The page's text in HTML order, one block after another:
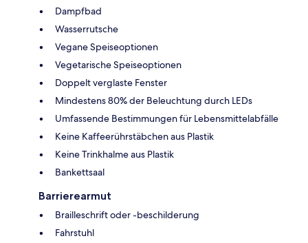
Dampfbad
Wasserrutsche
Vegane Speiseoptionen
Vegetarische Speiseoptionen
Doppelt verglaste Fenster
Mindestens 80% der Beleuchtung durch LEDs
Umfassende Bestimmungen für Lebensmittelabfälle
Keine Kaffeerührstäbchen aus Plastik
Keine Trinkhalme aus Plastik
Bankettsaal
Barrierearmut
Brailleschrift oder -beschilderung
Fahrstuhl